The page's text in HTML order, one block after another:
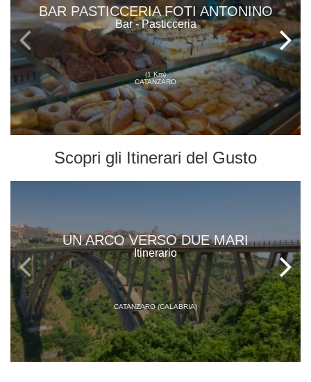
BAR PASTICCERIA FOTI ANTONINO
Bar - Pasticceria
(1 Km)
CATANZARO
Scopri gli Itinerari del Gusto
UN ARCO VERSO DUE MARI
Itinerario
CATANZARO (CALABRIA)